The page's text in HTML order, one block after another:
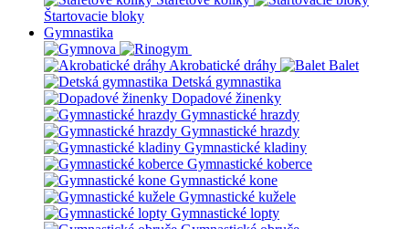
Štartovacie bloky
Gymnastika
Akrobatické dráhy
Balet
Detská gymnastika
Dopadové žinenky
Gymnastické hrazdy
Gymnastické hrazdy
Gymnastické kladiny
Gymnastické koberce
Gymnastické kone
Gymnastické kužele
Gymnastické lopty